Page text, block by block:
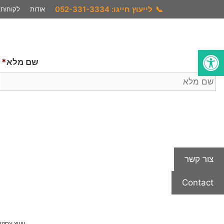
לתוכן
📞 לייעוץ חייגו: 052-331-3334 לקוחות אודות
שם מלא*
צור קשר
Contact
פתח סרגל נגישות